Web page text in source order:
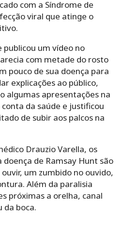
com a Síndrome de
viral que atinge o
publicou um vídeo no
com metade do rosto
pouco de sua doença para
explicações ao público,
algumas apresentações na
da saúde e justificou
de subir aos palcos na
Drauzio Varella, os
de Ramsay Hunt são
um zumbido no ouvido,
Além da paralisia
próximas a orelha, canal
da boca.